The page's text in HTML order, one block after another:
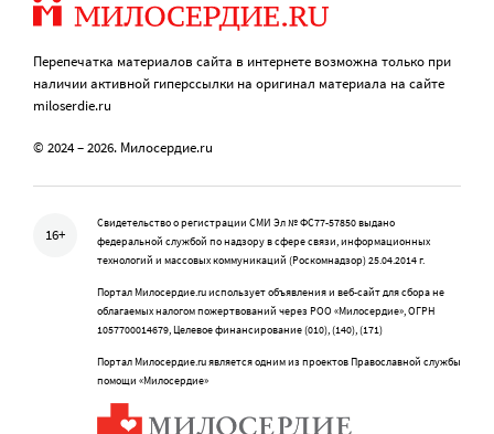
Перепечатка материалов сайта в интернете возможна только при
наличии активной гиперссылки на оригинал материала на сайте
miloserdie.ru
© 2024 – 2026. Милосердие.ru
16+
Свидетельство о регистрации СМИ Эл № ФС77-57850 выдано
федеральной службой по надзору в сфере связи, информационных
технологий и массовых коммуникаций (Роскомнадзор) 25.04.2014 г.
Портал Милосердие.ru использует объявления и веб-сайт для сбора не
облагаемых налогом пожертвований через РОО «Милосердие», ОГРН
1057700014679, Целевое финансирование (010), (140), (171)
Портал Милосердие.ru является одним из проектов Православной службы
помощи «Милосердие»